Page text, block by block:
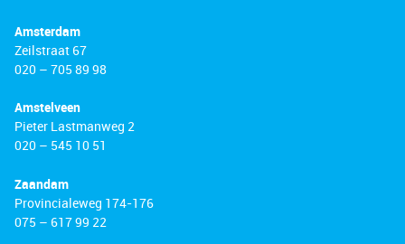
Amsterdam
Zeilstraat 67
020 – 705 89 98
Amstelveen
Pieter Lastmanweg 2
020 – 545 10 51
Zaandam
Provincialeweg 174-176
075 – 617 99 22